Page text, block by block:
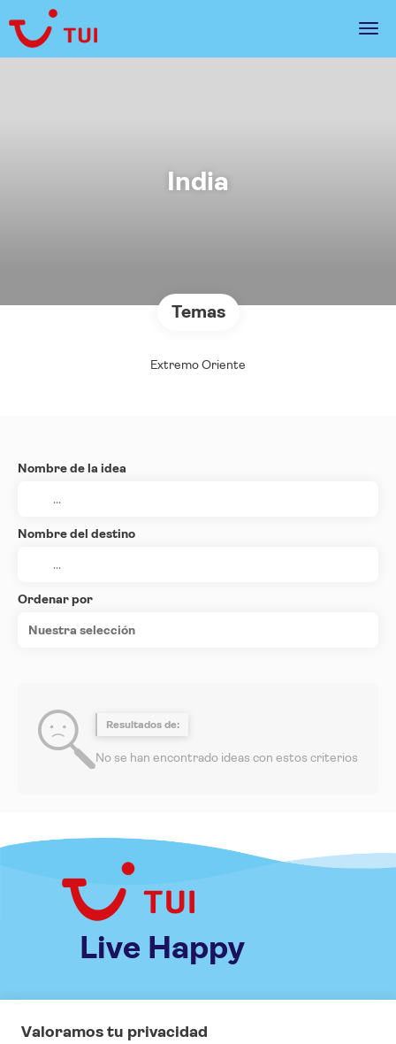
India
Temas
Extremo Oriente
Nombre de la idea
Nombre del destino
Ordenar por
Nuestra selección
Resultados de:
No se han encontrado ideas con estos criterios
Live Happy
INFORMACIÓN